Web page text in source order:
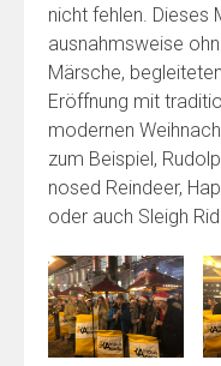
nicht fehlen. Dieses
ausnahmsweise
Märsche,
Eröffnung mit
modernen
zum Beispiel,
nosed Reindeer,
oder auch Sleigh